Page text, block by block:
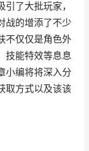
了大批玩家，
战的增添了不少
不仅仅是角色外
技能特效等息息
小编将将深入分
取方式以及该该